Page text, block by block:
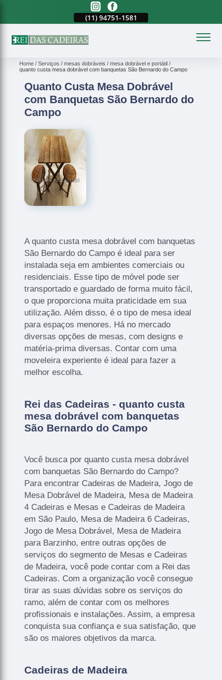
(11) 94751-1581
Home Serviços mesas dobráveis
mesa dobrável e portátil
quanto custa mesa dobrável com banquetas São Bernardo do Campo
Quanto Custa Mesa Dobrável
com Banquetas São Bernardo do
Campo
A quanto custa mesa dobrável com banquetas
São Bernardo do Campo é ideal para ser
instalada seja em ambientes comerciais ou
residenciais. Esse tipo de móvel pode ser
transportado e guardado de forma muito fácil,
o que proporciona muita praticidade em sua
utilização. Além disso, é o tipo de mesa ideal
para espaços menores. Há no mercado
diversas opções de mesas, com designs e
matéria-prima diversas. Contar com uma
moveleira experiente é ideal para fazer a
melhor escolha.
Rei das Cadeiras - quanto custa
mesa dobrável com banquetas
São Bernardo do Campo
Você busca por quanto custa mesa dobrável
com banquetas São Bernardo do Campo?
Para encontrar Cadeiras de Madeira, Jogo de
Mesa Dobrável de Madeira, Mesa de Madeira
4 Cadeiras e Mesas e Cadeiras de Madeira
em São Paulo, Mesa de Madeira 6 Cadeiras,
Jogo de Mesa Dobrável, Mesa de Madeira
para Barzinho, entre outras opções de
serviços do segmento de Mesas e Cadeiras
de Madeira, você pode contar com a Rei das
Cadeiras. Com a organização você consegue
tirar as suas dúvidas sobre os serviços do
ramo, além de contar com os melhores
profissionais e instalações. Assim, a empresa
conquista sua confiança e sua satisfação, que
são os maiores objetivos da marca.
Cadeiras de Madeira